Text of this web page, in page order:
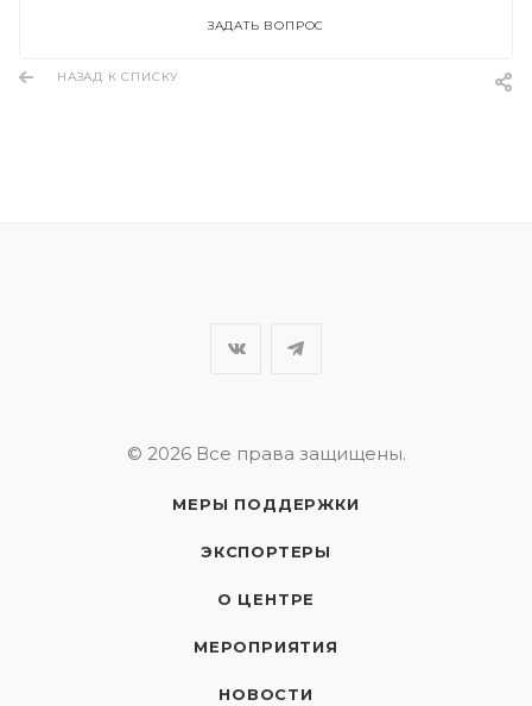
ЗАДАТЬ ВОПРОС
НАЗАД К СПИСКУ
© 2026 Все права защищены.
МЕРЫ ПОДДЕРЖКИ
ЭКСПОРТЕРЫ
О ЦЕНТРЕ
МЕРОПРИЯТИЯ
НОВОСТИ